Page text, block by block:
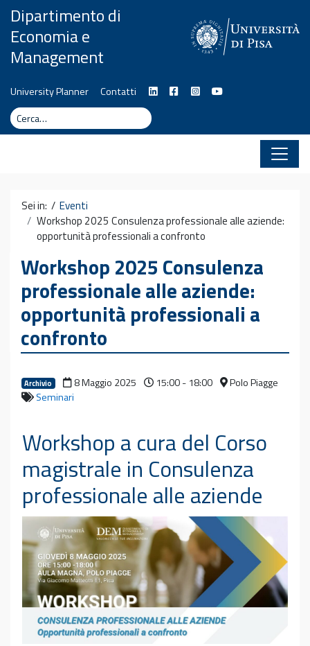
Vai al contenuto
Dipartimento di
Economia e
Management
University Planner
Contatti
Cerca
Cerca
Sei in: / Eventi
Workshop 2025 Consulenza professionale alle aziende:
opportunità professionali a confronto
Workshop 2025 Consulenza
professionale alle aziende:
opportunità professionali a
confronto
Archivio 8 Maggio 2025 15:00 - 18:00
Polo Piagge
Seminari
Workshop a cura del Corso
magistrale in Consulenza
professionale alle aziende